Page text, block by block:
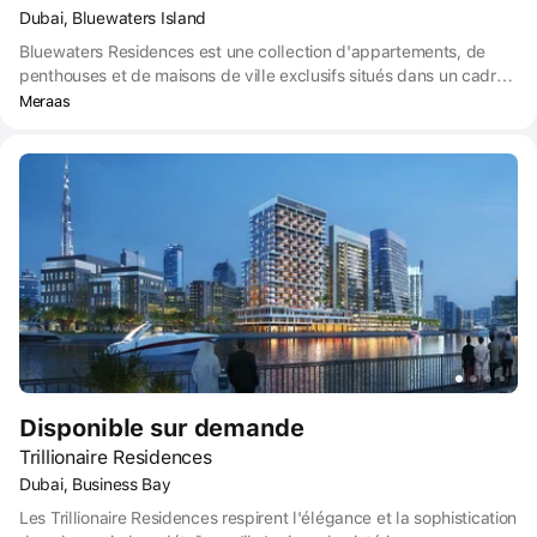
Dubai, Bluewaters Island
Bluewaters Residences est une collection d'appartements, de
penthouses et de maisons de ville exclusifs situés dans un cadre
insulaire contemporain. Combinant un emplacement de choix et
Meraas
Disponible sur demande
Trillionaire Residences
Dubai, Business Bay
Les Trillionaire Residences respirent l'élégance et la sophistication